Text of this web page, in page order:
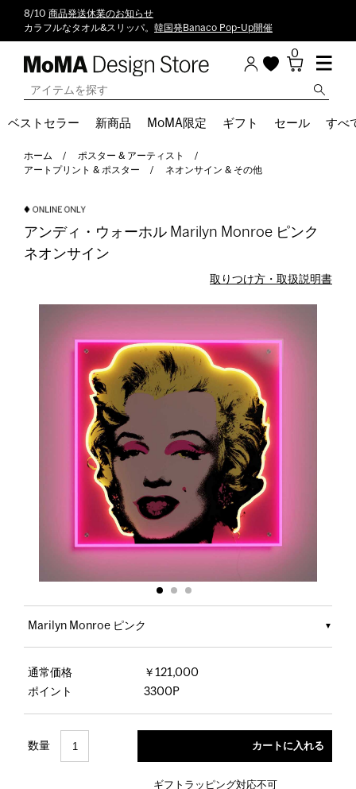
8/10 商品発送休業のお知らせ
カラフルなタオル&スリッパ。 韓国発Banaco Pop-Up開催
0
ベストセラー 新商品 MoMA限定 ギフト セール すべ
ホーム
ポスター & アーティスト
アートプリント & ポスター
ネオンサイン & その他
アンディ・ウォーホル Marilyn Monroe ピンク
ネオンサイン
取りつけ方・取扱説明書
Marilyn Monroe ピンク
通常価格
￥121,000
ポイント
3300P
数量
ギフトラッピング対応不可